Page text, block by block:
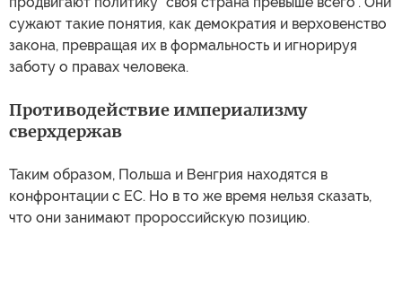
сужают такие понятия, как демократия и верховенство
закона, превращая их в формальность и игнорируя
заботу о правах человека.
Противодействие империализму
сверхдержав
Таким образом, Польша и Венгрия находятся в
конфронтации с ЕС. Но в то же время нельзя сказать,
что они занимают пророссийскую позицию.